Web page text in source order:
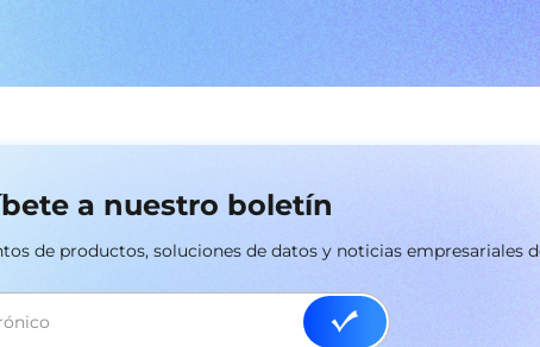
a nuestro boletín
de productos, soluciones de datos y noticias empresariales